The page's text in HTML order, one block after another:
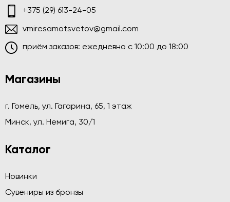
+375 (29) 613-24-05
vmiresamotsvetov@gmail.com
приём заказов: ежедневно c 10:00 до 18:00
Магазины
г. Гомель, ул. Гагарина, 65, 1 этаж
Минск, ул. Немига, 30/1
Каталог
Новинки
Сувениры из бронзы